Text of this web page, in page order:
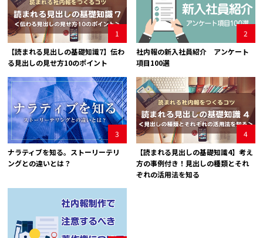
1
【読まれる見出しの基礎知識7】伝わ
る見出しの見せ方10のポイント
2
社内報の新入社員紹介 アンケート
項目100選
3
ナラティブを知る。ストーリーテリ
ングとの違いとは？
4
【読まれる見出しの基礎知識4】考え
方の事例付き！見出しの種類とそれ
ぞれの活用法を知る